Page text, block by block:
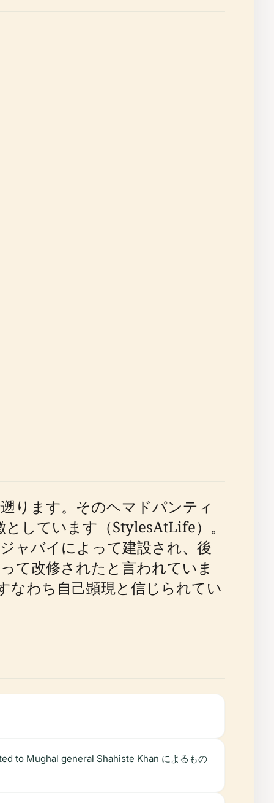
ります。そのヘマドパンティ
しています（StylesAtLife）。
ャバイによって建設され、後
て改修されたと言われていま
なわち自己顕現と信じられてい
to Mughal general Shahiste Khan によるもの